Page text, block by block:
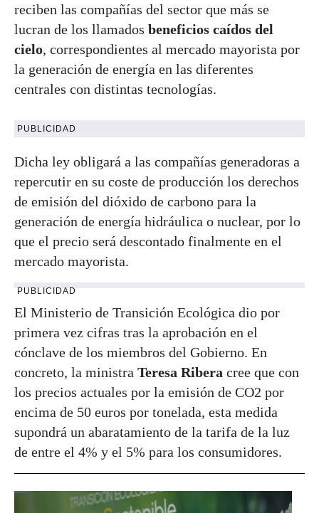
reciben las compañías del sector que más se
lucran de los llamados beneficios caídos del
cielo, correspondientes al mercado mayorista por
la generación de energía en las diferentes
centrales con distintas tecnologías.
PUBLICIDAD
Dicha ley obligará a las compañías generadoras a
repercutir en su coste de producción los derechos
de emisión del dióxido de carbono para la
generación de energía hidráulica o nuclear, por lo
que el precio será descontado finalmente en el
mercado mayorista.
PUBLICIDAD
El Ministerio de Transición Ecológica dio por
primera vez cifras tras la aprobación en el
cónclave de los miembros del Gobierno. En
concreto, la ministra Teresa Ribera cree que con
los precios actuales por la emisión de CO2 por
encima de 50 euros por tonelada, esta medida
supondrá un abaratamiento de la tarifa de la luz
de entre el 4% y el 5% para los consumidores.